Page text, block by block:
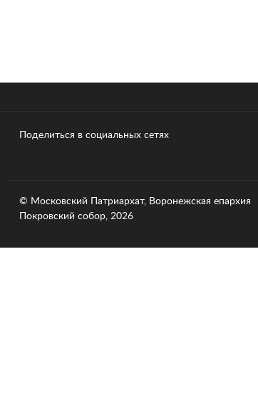
Поделиться в социальных сетях
© Московский Патриархат, Воронежcкая епархия
Покровский собор, 2026